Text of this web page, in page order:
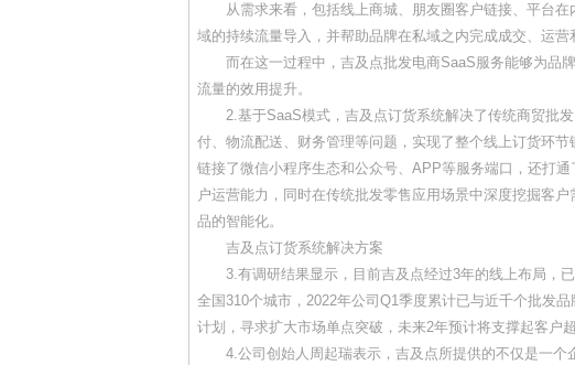
从需求来看，包括线上商城、朋友圈客户链接、平台在
域的持续流量导入，并帮助品牌在私域之内完成成交、运营
而在这一过程中，吉及点批发电商SaaS服务能够为品
流量的效用提升。
2.基于SaaS模式，吉及点订货系统解决了传统商贸批发
付、物流配送、财务管理等问题，实现了整个线上订货环
链接了微信小程序生态和公众号、APP等服务端口，还打
户运营能力，同时在传统批发零售应用场景中深度挖掘客
品的智能化。
吉及点订货系统解决方案
3.有调研结果显示，目前吉及点经过3年的线上布局，已
全国310个城市，2022年公司Q1季度累计已与近千个批发
计划，寻求扩大市场单点突破，未来2年预计将支撑起客户
4.公司创始人周起瑞表示，吉及点所提供的不仅是一个